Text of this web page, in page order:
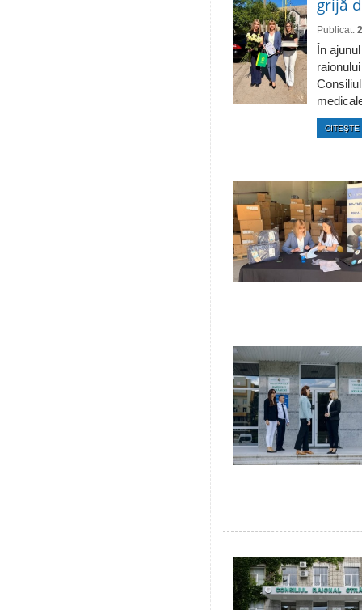
grijă
Publicat:
În
CITEŞTE